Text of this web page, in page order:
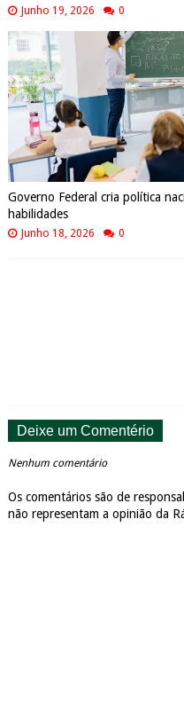
Junho 19, 2026 0
Governo Federal cria política
habilidades
Junho 18, 2026 0
Deixe um Comentério
Nenhum comentário
Os comentários são de
não representam a opinião da